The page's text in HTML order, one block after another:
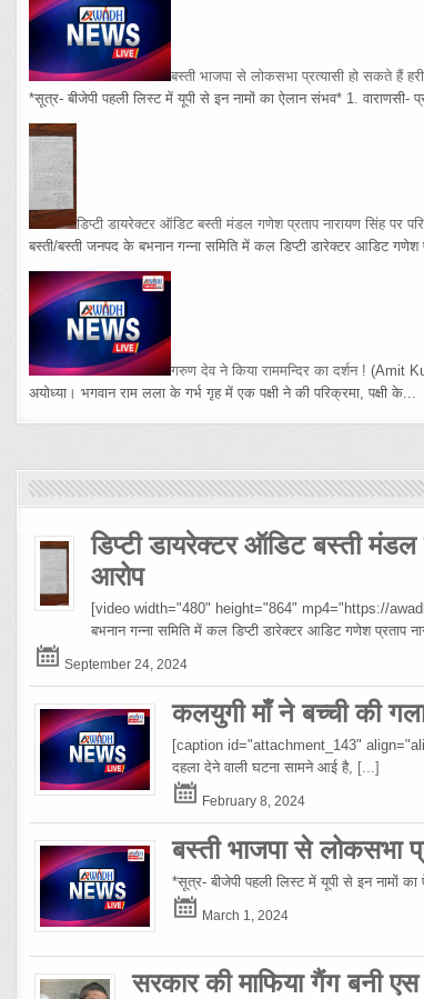
बस्ती भाजपा से लोकसभा प्रत्यासी हो सकते हैं
*सूत्र- बीजेपी पहली लिस्ट में यूपी से इन नामों का ऐलान संभव* 1. वाराणसी-
डिप्टी डायरेक्टर ऑडिट बस्ती मंडल गणेश प्रताप नारायण सिंह पर
बस्ती/बस्ती जनपद के बभनान गन्ना समिति में कल डिप्टी डारेक्टर आडिट गणेश
गरुण देव ने किया राममन्दिर का दर्शन ! (Amit
अयोध्या। भगवान राम लला के गर्भ गृह में एक पक्षी ने की परिक्रमा, पक्षी के...
डिप्टी डायरेक्टर ऑडिट बस्ती
आरोप
[video width="480" height="864" mp4="https://
बभनान गन्ना समिति में कल डिप्टी डारेक्टर आडिट गणेश प्रताप
September 24, 2024
कलयुगी माँ ने बच्ची की
[caption id="attachment_143"
दहला देने वाली घटना सामने आई है, [...]
February 8, 2024
बस्ती भाजपा से लोकसभा
*सूत्र- बीजेपी पहली लिस्ट में यूपी से इन नामों
March 1, 2024
सरकार की माफिया गैंग बनी